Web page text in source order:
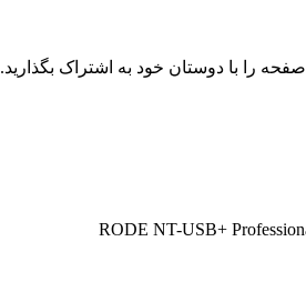
را با دوستان خود به اشتراک بگذارید.